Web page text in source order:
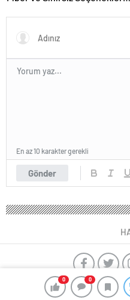
0 0
Gönder
En az 10 karakter gerekli
yangın algılama sistemleri